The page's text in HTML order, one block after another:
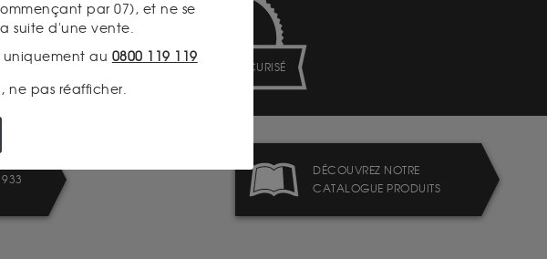
PAIEMENT SECURISÉ
DÉCOUVREZ NOTRE
CATALOGUE PRODUITS
par 07), et ne se
suite d'une vente.
au 0800 119 119
ne pas réafficher.